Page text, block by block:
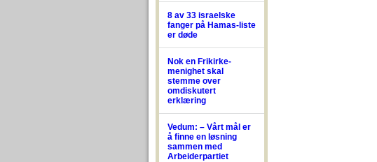
8 av 33 israelske
fanger på Hamas-liste
er døde
Nok en Frikirke-
menighet skal
stemme over
omdiskutert
erklæring
Vedum: – Vårt mål er
å finne en løsning
sammen med
Arbeiderpartiet